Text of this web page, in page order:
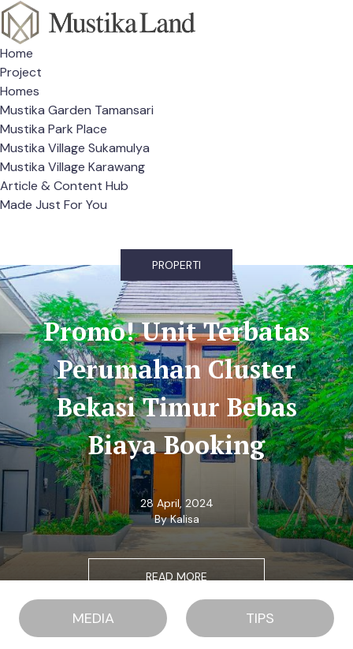
Home
Project
Homes
Mustika Garden Tamansari
Mustika Park Place
Mustika Village Sukamulya
Mustika Village Karawang
Article & Content Hub
Made Just For You
PROPERTI
Promo! Unit Terbatas
Perumahan Cluster
Bekasi Timur Bebas
Biaya Booking
28 April, 2024
By Kalisa
READ MORE
MEDIA TIPS